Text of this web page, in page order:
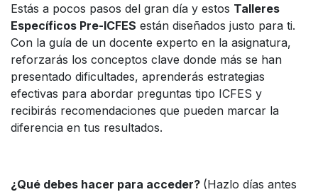
Estás a pocos pasos del gran día y estos Talleres
Específicos Pre-ICFES están diseñados justo para ti.
Con la guía de un docente experto en la asignatura,
reforzarás los conceptos clave donde más se han
presentado dificultades, aprenderás estrategias
efectivas para abordar preguntas tipo ICFES y
recibirás recomendaciones que pueden marcar la
diferencia en tus resultados.
¿Qué debes hacer para acceder? (Hazlo días antes